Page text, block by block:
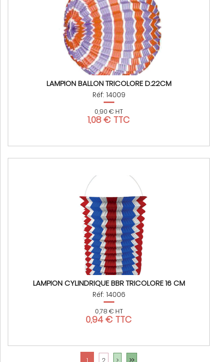
LAMPION BALLON TRICOLORE D.22CM
Réf: 14009
0,90 € HT
1,08 € TTC
LAMPION CYLINDRIQUE BBR TRICOLORE 16 CM
Réf: 14006
0,78 € HT
0,94 € TTC